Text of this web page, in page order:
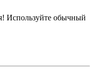
Используйте обычный